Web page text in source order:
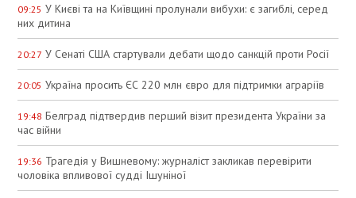
09:25 У Києві та на Київщині пролунали вибухи: є загиблі, серед
них дитина
20:27 У Сенаті США стартували дебати щодо санкцій проти Росії
20:05 Україна просить ЄС 220 млн євро для підтримки аграріїв
19:48 Белград підтвердив перший візит президента України за
час війни
19:36 Трагедія у Вишневому: журналіст закликав перевірити
чоловіка впливової судді Ішуніної